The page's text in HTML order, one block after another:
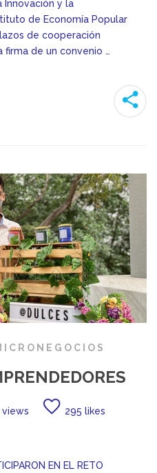
Innovación y la
de Economía Popular
de cooperación
de un convenio …
views 295 likes
EN EL RETO